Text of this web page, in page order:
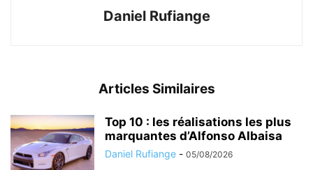
Daniel Rufiange
Articles Similaires
Top 10 : les réalisations les plus
marquantes d’Alfonso Albaisa
Daniel Rufiange - 05/08/2026